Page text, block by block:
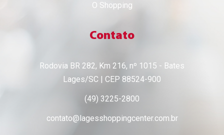
PORTAL LOJISTA
O Shopping
Contato
Rodovia BR 282, Km 216, nº 1015 - Bates
Lages/SC | CEP 88524-900
(49) 3225-2800
contato@lagesshoppingcenter.com.br